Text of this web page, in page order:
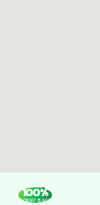
100%
MONEY BACK